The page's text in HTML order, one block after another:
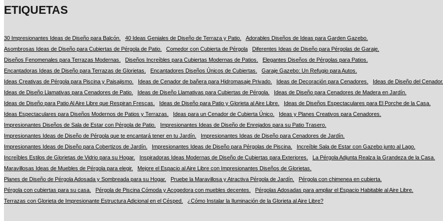
ETIQUETAS
30 Impresionantes Ideas de Diseño para Balcón. 40 Ideas Geniales de Diseño de Terraza y Patio.
Adorables Diseños de Ideas para Garden Gazebo.
Asombrosas Ideas de Diseño para Cubiertas de Pérgola de Patio.
Comedor con Cubierta de Pérgola
Diferentes Ideas de Diseño para Pérgolas de Garaje.
Diseños Fenomenales para Terrazas Modernas.
Diseños Increíbles para Cubiertas Modernas de Patios.
Elegantes Diseños de Pérgolas para Patios.
Encantadoras Ideas de Diseño para Terrazas de Glorietas.
Encantadores Diseños Únicos de Cubiertas.
Garaje Gazebo: Un Refugio para Autos.
Ideas Creativas de Pérgola para Piscina y Paisajismo.
Ideas de Cenador de bañera para Hidromasaje Privado. Ideas de Decoración para Cenadores.
Ideas de Diseño del Cenador.
Ideas de Diseño Llamativas para Cenadores de Patio.
Ideas de Diseño Llamativas para Cubiertas de Pérgola.
Ideas de Diseño para Cenadores de Madera en Jardín.
Ideas de Diseño para Patio Al Aire Libre que Respiran Frescas.
Ideas de Diseño para Patio y Glorieta al Aire Libre.
Ideas de Diseños Espectaculares para El Porche de la Casa.
Ideas Espectaculares para Diseños Modernos de Patios y Terrazas.
Ideas para un Cenador de Cubierta Único.
Ideas y Planes Creativos para Cenadores.
Impresionantes Diseños de Sala de Estar con Pérgola de Patio.
Impresionantes Ideas de Diseño de Enrejados para su Patio Trasero.
Impresionantes Ideas de Diseño de Pérgola que te encantará tener en tu Jardín.
Impresionantes Ideas de Diseño para Cenadores de Jardín.
Impresionantes Ideas de Diseño para Cobertizos de Jardín.
Impresionantes Ideas de Diseño para Pérgolas de Piscina.
Increíble Sala de Estar con Gazebo junto al Lago.
Increíbles Estilos de Glorietas de Vidrio para su Hogar.
Inspiradoras Ideas Modernas de Diseño de Cubiertas para Exteriores.
La Pérgola Adjunta Realza la Grandeza de la Casa.
Maravillosas Ideas de Muebles de Pérgola para elegir.
Mejore el Espacio al Aire Libre con Impresionantes Diseños de Glorietas.
Planes de Diseño de Pérgola Adosada y Sombreada para su Hogar.
Pruebe la Maravillosa y Atractiva Pérgola de Jardín.
Pérgola con chimenea en cubierta.
Pérgola con cubiertas para su casa.
Pérgola de Piscina Cómoda y Acogedora con muebles decentes.
Pérgolas Adosadas para ampliar el Espacio Habitable al Aire Libre.
Terrazas con Glorieta de Impresionante Estructura Adicional en el Césped.
¿Cómo Instalar la Iluminación de la Glorieta al Aire Libre?